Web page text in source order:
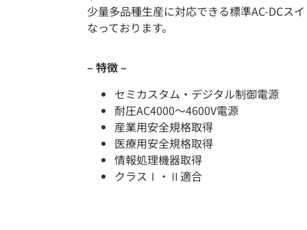
少量多品種生産に対応できる標準AC-DCス
なっております。
– 特徴 –
セミカスタム・デジタル制御電源
耐圧AC4000～4600V電源
産業用安全規格取得
医療用安全規格取得
情報処理機器取得
クラスⅠ・Ⅱ適合